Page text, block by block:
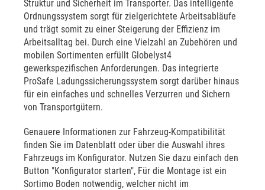
Struktur und Sicherheit im Transporter. Das intelligente
Ordnungssystem sorgt für zielgerichtete Arbeitsabläufe
und trägt somit zu einer Steigerung der Effizienz im
Arbeitsalltag bei. Durch eine Vielzahl an Zubehören und
mobilen Sortimenten erfüllt Globelyst4
gewerkspezifischen Anforderungen. Das integrierte
ProSafe Ladungssicherungssystem sorgt darüber hinaus
für ein einfaches und schnelles Verzurren und Sichern
von Transportgütern.
Genauere Informationen zur Fahrzeug-Kompatibilität
finden Sie im Datenblatt oder über die Auswahl ihres
Fahrzeugs im Konfigurator. Nutzen Sie dazu einfach den
Button "Konfigurator starten", Für die Montage ist ein
Sortimo Boden notwendig, welcher nicht im